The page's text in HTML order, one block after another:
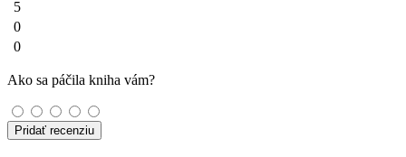
5
0
0
Ako sa páčila kniha vám?
Pridať recenziu